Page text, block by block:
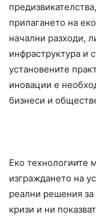
прилагането на
начални разходи,
инфраструктура и
установените
иновации е
бизнеси и
Еко технологиите
изграждането на
реални решения за
кризи и ни